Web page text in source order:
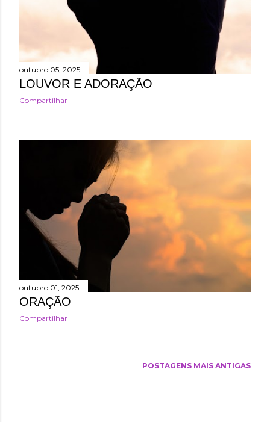
outubro 05, 2025
LOUVOR E ADORAÇÃO
Compartilhar
outubro 01, 2025
ORAÇÃO
Compartilhar
POSTAGENS MAIS ANTIGAS